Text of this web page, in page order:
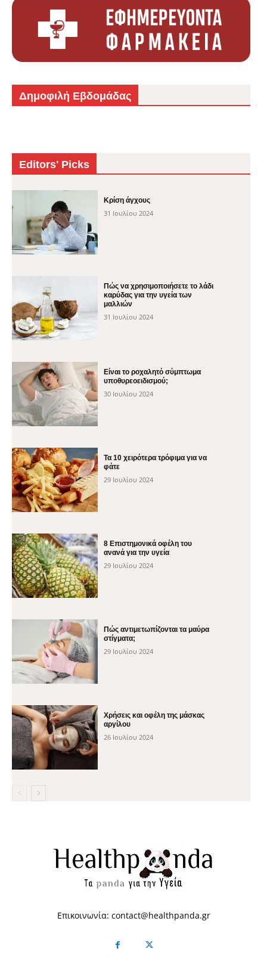
Δημοφιλή Εβδομάδας
Editors' Picks
Κρίση άγχους
31 Ιουλίου 2024
Πώς να χρησιμοποιήσετε το λάδι
καρύδας για την υγεία των
μαλλιών
31 Ιουλίου 2024
Είναι το ροχαλητό σύμπτωμα
υποθυρεοειδισμού;
30 Ιουλίου 2024
Τα 10 χειρότερα τρόφιμα για να
φάτε
29 Ιουλίου 2024
8 Επιστημονικά οφέλη του
ανανά για την υγεία
29 Ιουλίου 2024
Πώς αντιμετωπίζονται τα μαύρα
στίγματα;
29 Ιουλίου 2024
Χρήσεις και οφέλη της μάσκας
αργίλου
26 Ιουλίου 2024
Επικοινωνία: contact@healthpanda.gr